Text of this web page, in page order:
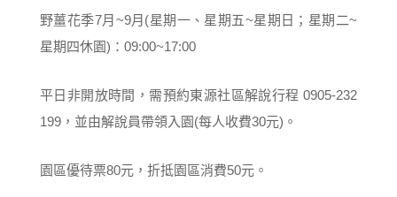
野薑花季7月~9月(星期一、星期五~星期日；星期二~
星期四休園)：09:00~17:00
平日非開放時間，需預約東源社區解說行程 0905-232
199，並由解說員帶領入園(每人收費30元)。
園區優待票80元，折抵園區消費50元。